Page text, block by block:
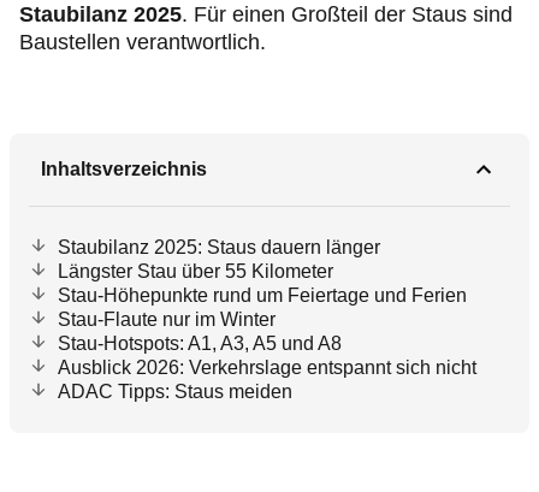
Staubilanz 2025. Für einen Großteil der Staus sind
Baustellen verantwortlich.
Inhaltsverzeichnis
Staubilanz 2025: Staus dauern länger
Längster Stau über 55 Kilometer
Stau-Höhepunkte rund um Feiertage und Ferien
Stau-Flaute nur im Winter
Stau-Hotspots: A1, A3, A5 und A8
Ausblick 2026: Verkehrslage entspannt sich nicht
ADAC Tipps: Staus meiden